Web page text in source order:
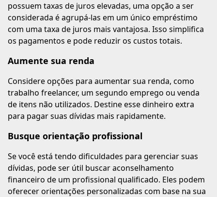
possuem taxas de juros elevadas, uma opção a ser
considerada é agrupá-las em um único empréstimo
com uma taxa de juros mais vantajosa. Isso simplifica
os pagamentos e pode reduzir os custos totais.
Aumente sua renda
Considere opções para aumentar sua renda, como
trabalho freelancer, um segundo emprego ou venda
de itens não utilizados. Destine esse dinheiro extra
para pagar suas dívidas mais rapidamente.
Busque orientação profissional
Se você está tendo dificuldades para gerenciar suas
dívidas, pode ser útil buscar aconselhamento
financeiro de um profissional qualificado. Eles podem
oferecer orientações personalizadas com base na sua